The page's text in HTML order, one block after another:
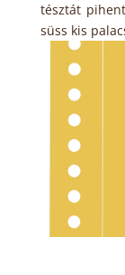
tésztát
süss kis